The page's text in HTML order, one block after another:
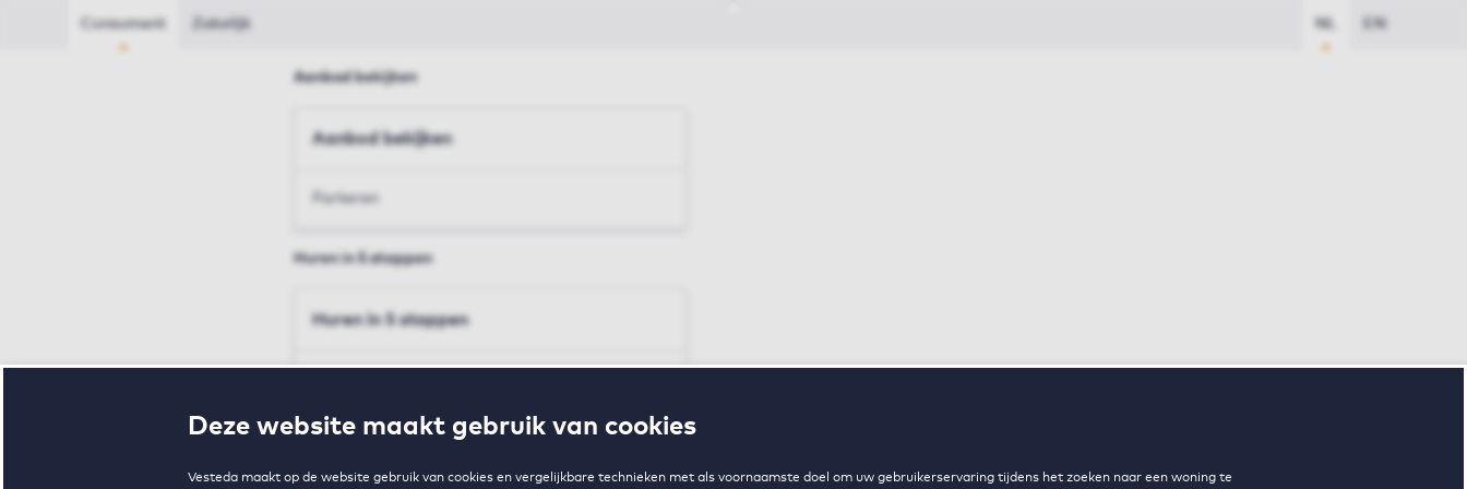
Deze website maakt gebruik van cookies
Vesteda maakt op de website gebruik van cookies en vergelijkbare technieken met als voornaamste doel om uw gebruikerservaring tijdens het zoeken naar een woning te
Consument Zakelijk NL EN
Aanbod bekijken
Aanbod bekijken
Parkeren
Huren in 5 stappen
Huren in 5 stappen
Voorwaarden en toewijzing